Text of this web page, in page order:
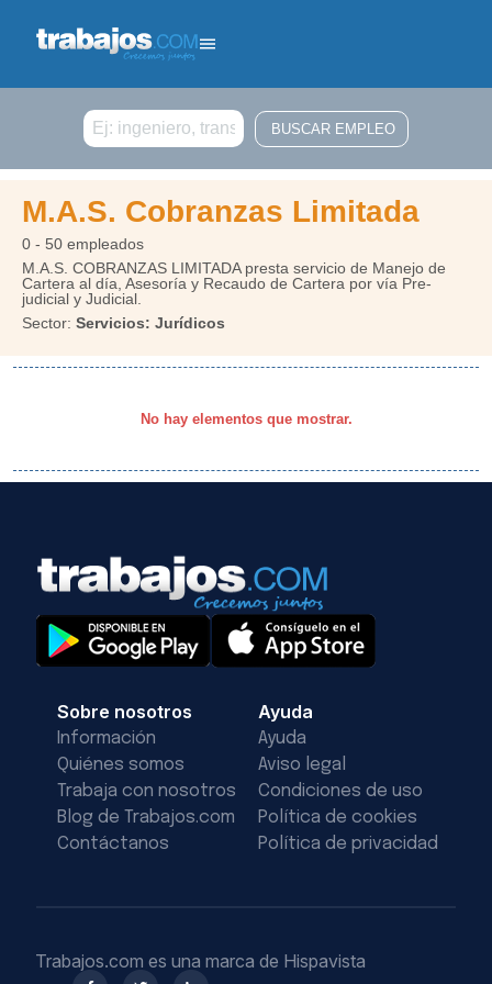
Buscar
M.A.S. Cobranzas Limitada
0 - 50 empleados
M.A.S. COBRANZAS LIMITADA presta servicio de Manejo de
Cartera al día, Asesoría y Recaudo de Cartera por vía Pre-
judicial y Judicial.
Sector: Servicios: Jurídicos
No hay elementos que mostrar.
Sobre nosotros
Información
Quiénes somos
Trabaja con nosotros
Blog de Trabajos.com
Contáctanos
Ayuda
Ayuda
Aviso legal
Condiciones de uso
Política de cookies
Política de privacidad
Trabajos.com es una marca de Hispavista